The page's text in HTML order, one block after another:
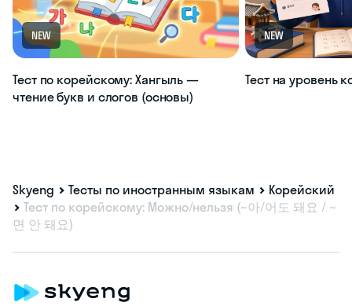
NEW
Тест по корейскому: Хангыль —
чтение букв и слогов (основы)
NEW
Тест на уровень
Skyeng Тесты по иностранным языкам
Корейский
Тест по корейскому: Можно/нельзя (~아/어도 돼요 / ~
면 안 돼요)